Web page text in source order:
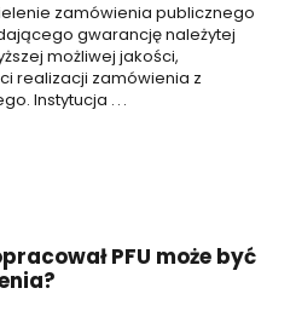
zamówienia publicznego
gwarancję należytej
możliwej jakości,
realizacji zamówienia z
Instytucja
PFU może być